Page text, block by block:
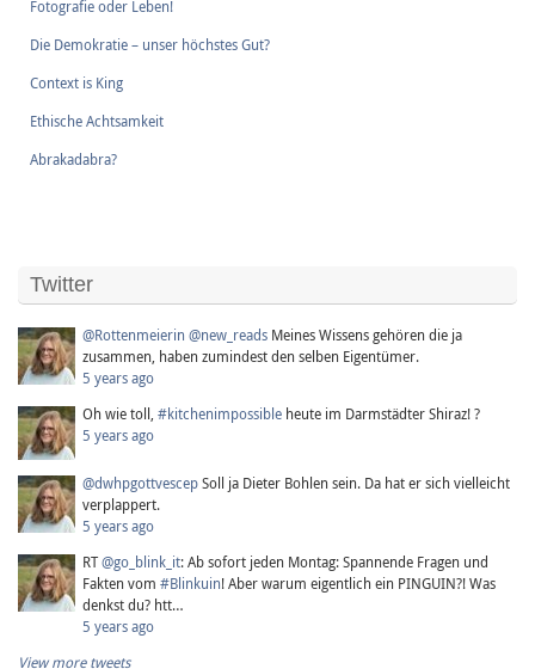
Fotografie oder Leben!
Die Demokratie – unser höchstes Gut?
Context is King
Ethische Achtsamkeit
Abrakadabra?
Twitter
@Rottenmeierin @new_reads Meines Wissens gehören die ja
zusammen, haben zumindest den selben Eigentümer.
5 years ago
Oh wie toll, #kitchenimpossible heute im Darmstädter Shiraz! ?
5 years ago
@dwhpgottvescepSoll ja Dieter Bohlen sein. Da hat er sich vielleicht
verplappert.
5 years ago
RT@go_blink_it: Ab sofort jeden Montag: Spannende Fragen und
Fakten vom #Blinkuin! Aber warum eigentlich ein PINGUIN?! Was
denkst du? htt…
5 years ago
View more tweets